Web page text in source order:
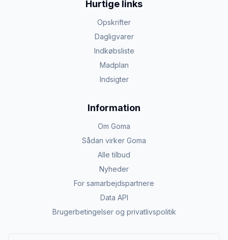
Hurtige links
Opskrifter
Dagligvarer
Indkøbsliste
Madplan
Indsigter
Information
Om Goma
Sådan virker Goma
Alle tilbud
Nyheder
For samarbejdspartnere
Data API
Brugerbetingelser og privatlivspolitik